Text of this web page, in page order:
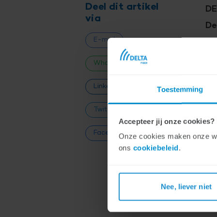
Toestemming
Accepteer jij onze cookies?
Onze cookies maken onze
ons cookiebeleid.
Nee, liever niet
Deel dit artikel
via
E-mail
WhatsApp
LinkedIn
Twitter
Facebook
en